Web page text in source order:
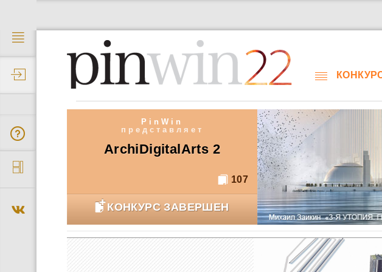
22
PinWin
представляет
ArchiDigitalArts 2
107
КОНКУРС ЗАВЕРШЕН
Работ